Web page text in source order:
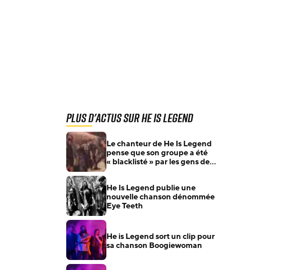
Plus d'actus sur He Is Legend
Le chanteur de He Is Legend
pense que son groupe a été
« blacklisté » par les gens de
He Is Legend publie une
nouvelle chanson dénommée
Eye Teeth
He is Legend sort un clip pour
sa chanson Boogiewoman